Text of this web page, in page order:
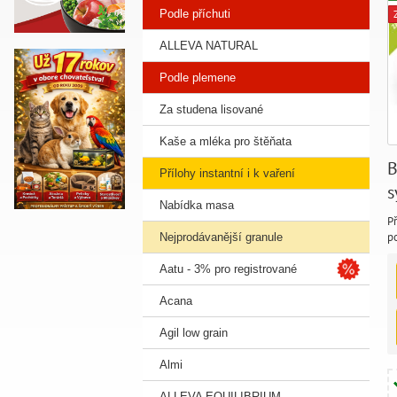
Podle příchuti
ALLEVA NATURAL
Podle plemene
Za studena lisované
Kaše a mléka pro štěňata
Přílohy instantní i k vaření
Nabídka masa
Nejprodávanější granule
Aatu - 3% pro registrované
Acana
Agil low grain
Almi